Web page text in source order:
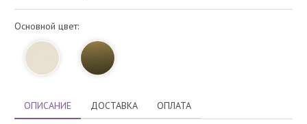
Основной цвет:
ОПИСАНИЕ ДОСТАВКА ОПЛАТА